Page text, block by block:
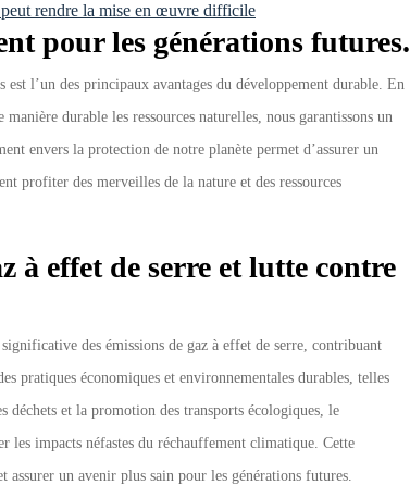
rendre la mise en œuvre difficile
pour les générations futures.
l’un des principaux avantages du développement durable. En
durable les ressources naturelles, nous garantissons un
envers la protection de notre planète permet d’assurer un
profiter des merveilles de la nature et des ressources
à effet de serre et lutte contre
des émissions de gaz à effet de serre, contribuant
pratiques économiques et environnementales durables, telles
déchets et la promotion des transports écologiques, le
les impacts néfastes du réchauffement climatique. Cette
assurer un avenir plus sain pour les générations futures.